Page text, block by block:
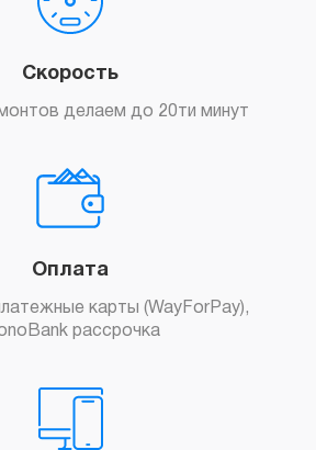
Скорость
делаем до 20ти минут
Оплата
карты (WayForPay),
рассрочка